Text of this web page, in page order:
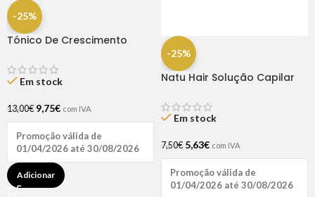
-25%
Tónico De Crescimento
Em stock
13,00€ 9,75€ com IVA
Promoção válida de
01/04/2026 até 30/08/2026
Adicionar
-25%
Natu Hair Solução Capilar
Em stock
7,50€ 5,63€ com IVA
Promoção válida de
01/04/2026 até 30/08/2026